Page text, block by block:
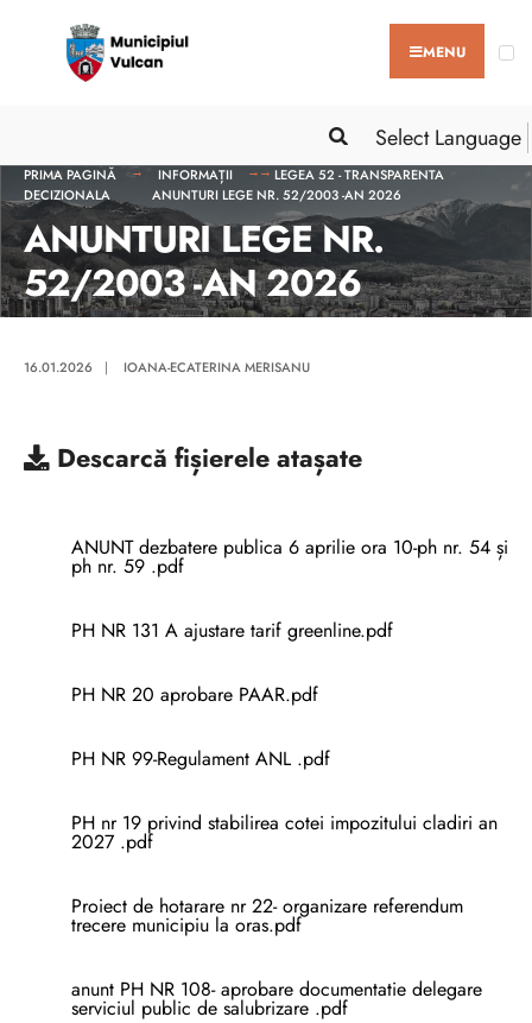
MENU
Select Language
PRIMA PAGINĂ INFORMAȚII
LEGEA 52 - TRANSPARENTA
DECIZIONALA
ANUNTURI LEGE NR. 52/2003 -AN 2026
ANUNTURI LEGE NR.
52/2003 -AN 2026
16.01.2026 | IOANA-ECATERINA MERISANU
Descarcă fișierele atașate
ANUNT dezbatere publica 6 aprilie ora 10-ph nr. 54 și
ph nr. 59 .pdf
PH NR 131 A ajustare tarif greenline.pdf
PH NR 20 aprobare PAAR.pdf
PH NR 99-Regulament ANL .pdf
PH nr 19 privind stabilirea cotei impozitului cladiri an
2027 .pdf
Proiect de hotarare nr 22- organizare referendum
trecere municipiu la oras.pdf
anunt PH NR 108- aprobare documentatie delegare
serviciul public de salubrizare .pdf